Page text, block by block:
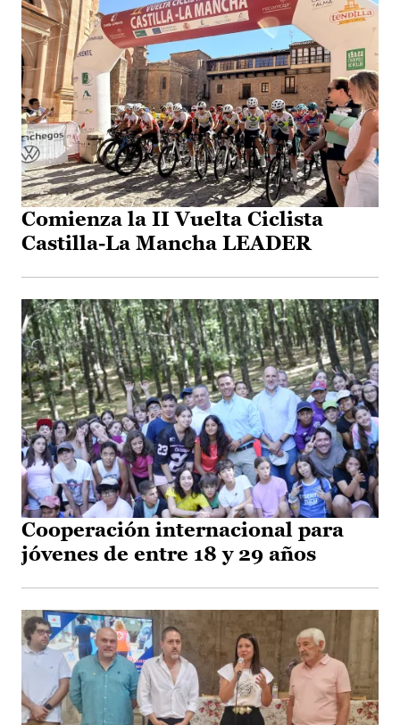
Comienza la II Vuelta Ciclista
Castilla-La Mancha LEADER
Cooperación internacional para
jóvenes de entre 18 y 29 años